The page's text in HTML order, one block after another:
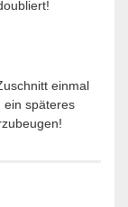
einmal
ein späteres